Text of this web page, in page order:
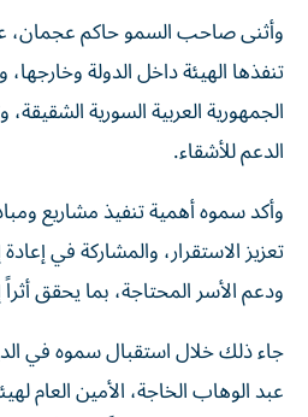
وأثنى صاحب السمو حاكم عجمان،
تنفذها الهيئة داخل الدولة
الجمهورية العربية السورية
الدعم للأشقاء.
وأكد سموه أهمية تنفيذ مشاريع
تعزيز الاستقرار، والمشاركة في
ودعم الأسر المحتاجة، بما يحقق
جاء ذلك خلال استقبال سموه في
عبد الوهاب الخاجة، الأمين العام